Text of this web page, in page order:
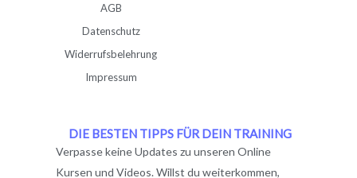
AGB
Datenschutz
Widerrufsbelehrung
Impressum
DIE BESTEN TIPPS FÜR DEIN TRAINING
Verpasse keine Updates zu unseren Online
Kursen und Videos. Willst du weiterkommen,